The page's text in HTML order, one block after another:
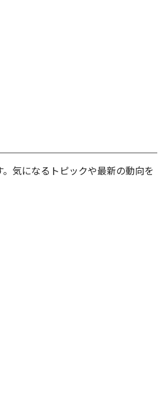
気になるトピックや最新の動向を